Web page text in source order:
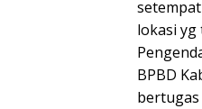
lokasi yg
BPBD